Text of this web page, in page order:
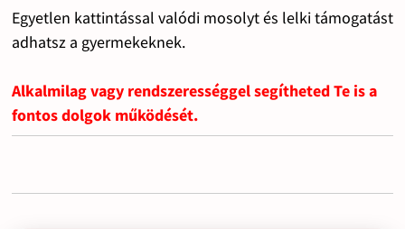
Egyetlen kattintással valódi mosolyt és lelki támogatást
adhatsz a gyermekeknek.
Alkalmilag vagy rendszerességgel segítheted Te is a
fontos dolgok működését.